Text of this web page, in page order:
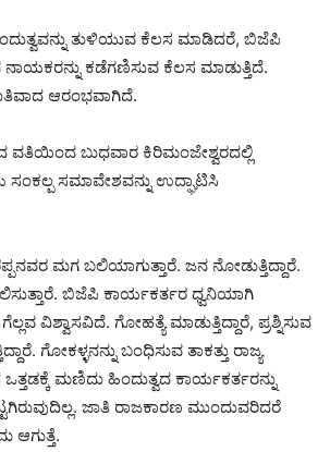
ತುಳಿಯುವ ಕೆಲಸ ಮಾಡಿದರೆ, ಬಿಜೆಪಿ
ನಾಯಕರನ್ನು ಕಡೆಗಣಿಸುವ ಕೆಲಸ ಮಾಡುತ್ತಿದೆ.
ಆರಂಭವಾಗಿದೆ.
ವತಿಯಿಂದ ಬುಧವಾರ ಕಿರಿಮಂಜೇಶ್ವರದಲ್ಲಿ
ಸಮಾವೇಶವನ್ನು ಉದ್ಘಾಟಿಸಿ
ಮಗ ಬಲಿಯಾಗುತ್ತಾರೆ. ಜನ ನೋಡುತ್ತಿದ್ದಾರೆ.
ಬಿಜೆಪಿ ಕಾರ್ಯಕರ್ತರ ಧ್ವನಿಯಾಗಿ
ವಿಶ್ವಾಸವಿದೆ. ಗೋಹತ್ಯೆ ಮಾಡುತ್ತಿದ್ದಾರೆ, ಪ್ರಶ್ನಿಸುವ
ಗೋಕಳ್ಳನನ್ನು ಬಂಧಿಸುವ ತಾಕತ್ತು ರಾಜ್ಯ
ಒತ್ತಡಕ್ಕೆ ಮಣಿದು ಹಿಂದುತ್ವದ ಕಾರ್ಯಕರ್ತರನ್ನು
ಜಾತಿ ರಾಜಕಾರಣ ಮುಂದುವರಿದರೆ
ಆಗುತ್ತೆ.